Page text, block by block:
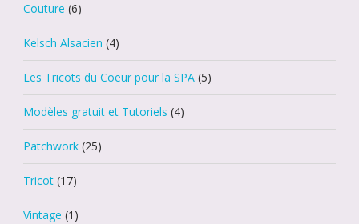
Couture (6)
Kelsch Alsacien (4)
Les Tricots du Coeur pour la SPA(5)
Modèles gratuit et Tutoriels (4)
Patchwork(25)
Tricot(17)
Vintage (1)